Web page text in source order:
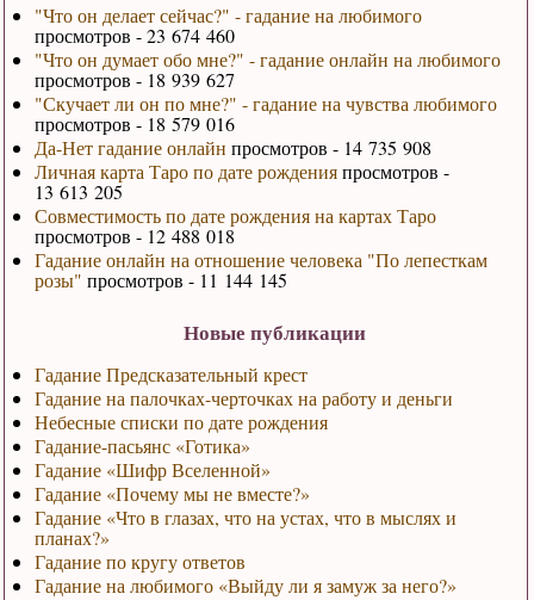
"Что он делает сейчас?" - гадание на любимого
просмотров - 23 674 460
"Что он думает обо мне?" - гадание онлайн на любимого
просмотров - 18 939 627
"Скучает ли он по мне?" - гадание на чувства любимого
просмотров - 18 579 016
Да-Нет гадание онлайн просмотров - 14 735 908
Личная карта Таро по дате рожденияпросмотров -
13 613 205
Совместимость по дате рождения на картах Таро
просмотров - 12 488 018
Гадание онлайн на отношение человека "По лепесткам
розы" просмотров - 11 144 145
Новые публикации
Гадание Предсказательный крест
Гадание на палочках-черточках на работу и деньги
Небесные списки по дате рождения
Гадание-пасьянс «Готика»
Гадание «Шифр Вселенной»
Гадание «Почему мы не вместе?»
Гадание «Что в глазах, что на устах, что в мыслях и
планах?»
Гадание по кругу ответов
Гадание на любимого «Выйду ли я замуж за него?»